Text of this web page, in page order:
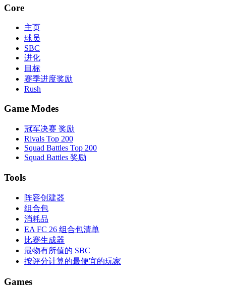
Core
主页
球员
SBC
进化
目标
赛季进度奖励
Rush
Game Modes
冠军决赛 奖励
Rivals Top 200
Squad Battles Top 200
Squad Battles 奖励
Tools
阵容创建器
组合包
消耗品
EA FC 26 组合包清单
比赛生成器
最物有所值的 SBC
按评分计算的最便宜的玩家
Games